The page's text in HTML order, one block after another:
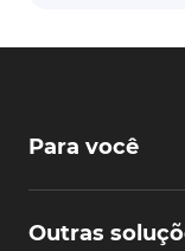
Para você
Outras